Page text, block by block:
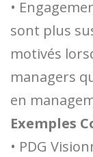
•
sont plus
motivés
managers
en
Exemples
• PDG